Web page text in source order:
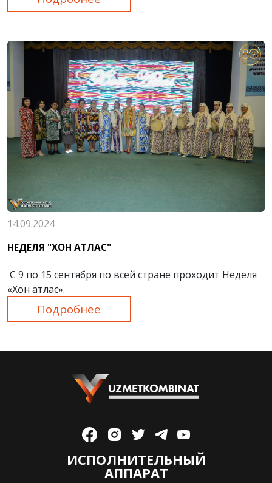
14.09.2024
НЕДЕЛЯ "ХОН АТЛАС"
С 9 по 15 сентября по всей стране проходит Неделя
«Хон атлас».
Подробнее
ИСПОЛНИТЕЛЬНЫЙ
АППАРАТ